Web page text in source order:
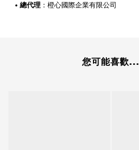
• 總代理 ：橙心國際企業有限公司
您可能喜歡...